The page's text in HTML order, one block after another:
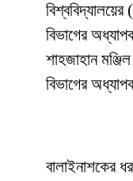
বিভাগের
শাহজাহান
বিভাগের
বালাইনাশকের